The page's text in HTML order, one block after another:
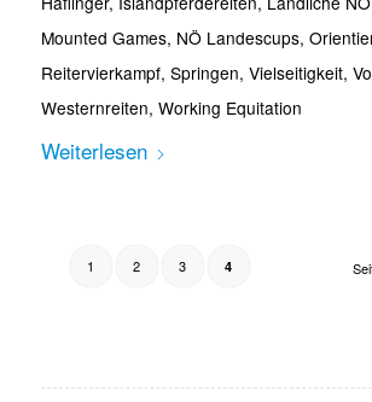
Mounted Games, NÖ Landescups,
Reitervierkampf, Springen, Vielseitigkeit,
Westernreiten, Working Equitation
Weiterlesen
1 2 3 4